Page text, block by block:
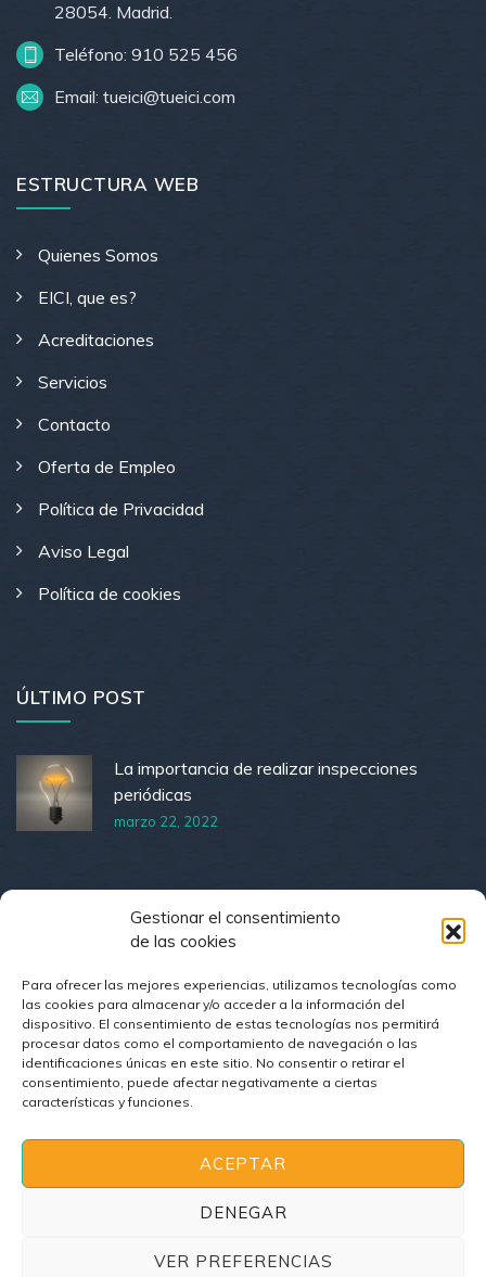
Gestionar el consentimiento
de las cookies
Para ofrecer las mejores experiencias, utilizamos tecnologías como
las cookies para almacenar y/o acceder a la información del
dispositivo. El consentimiento de estas tecnologías nos permitirá
procesar datos como el comportamiento de navegación o las
identificaciones únicas en este sitio. No consentir o retirar el
consentimiento, puede afectar negativamente a ciertas
características y funciones.
ACEPTAR
DENEGAR
VER PREFERENCIAS
28054. Madrid.
Teléfono: 910 525 456
Email: tueici@tueici.com
ESTRUCTURA WEB
Quienes Somos
EICI, que es?
Acreditaciones
Servicios
Contacto
Oferta de Empleo
Política de Privacidad
Aviso Legal
Política de cookies
ÚLTIMO POST
La importancia de realizar inspecciones
periódicas
marzo 22, 2022
Sábado Cerrado
Domingo
derechos reservados. Imágenes by pixbay.com